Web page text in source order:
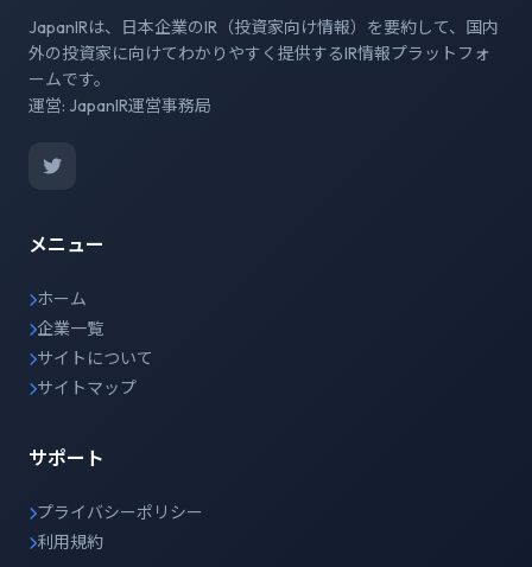
JapanIRは、日本企業のIR（投資家向け情報）を要約して、国内
外の投資家に向けてわかりやすく提供するIR情報プラットフォ
ームです。
運営: JapanIR運営事務局
メニュー
ホーム
企業一覧
サイトについて
サイトマップ
サポート
プライバシーポリシー
利用規約